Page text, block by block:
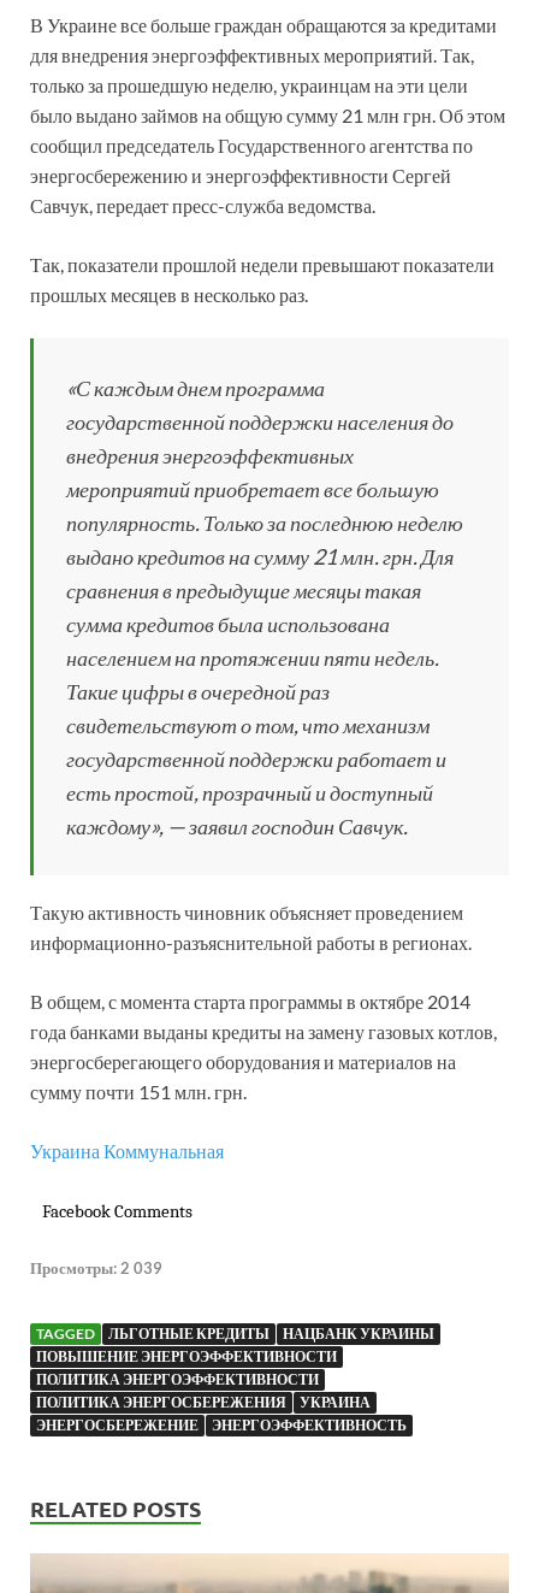
В Украине все больше граждан обращаются за кредитами
для внедрения энергоэффективных мероприятий. Так,
только за прошедшую неделю, украинцам на эти цели
было выдано займов на общую сумму 21 млн грн. Об этом
сообщил председатель Государственного агентства по
энергосбережению и энергоэффективности Сергей
Савчук, передает пресс-служба ведомства.
Так, показатели прошлой недели превышают показатели
прошлых месяцев в несколько раз.
«С каждым днем программа
государственной поддержки населения до
внедрения энергоэффективных
мероприятий приобретает все большую
популярность. Только за последнюю неделю
выдано кредитов на сумму 21 млн. грн. Для
сравнения в предыдущие месяцы такая
сумма кредитов была использована
населением на протяжении пяти недель.
Такие цифры в очередной раз
свидетельствуют о том, что механизм
государственной поддержки работает и
есть простой, прозрачный и доступный
каждому», — заявил господин Савчук.
Такую активность чиновник объясняет проведением
информационно-разъяснительной работы в регионах.
В общем, с момента старта программы в октябре 2014
года банками выданы кредиты на замену газовых котлов,
энергосберегающего оборудования и материалов на
сумму почти 151 млн. грн.
Украина Коммунальная
Facebook Comments
Просмотры: 2 039
TAGGED ЛЬГОТНЫЕ КРЕДИТЫ
НАЦБАНК УКРАИНЫ
ПОВЫШЕНИЕ ЭНЕРГОЭФФЕКТИВНОСТИ
ПОЛИТИКА ЭНЕРГОЭФФЕКТИВНОСТИ
ПОЛИТИКА ЭНЕРГОСБЕРЕЖЕНИЯ
УКРАИНА
ЭНЕРГОСБЕРЕЖЕНИЕ
ЭНЕРГОЭФФЕКТИВНОСТЬ
RELATED POSTS